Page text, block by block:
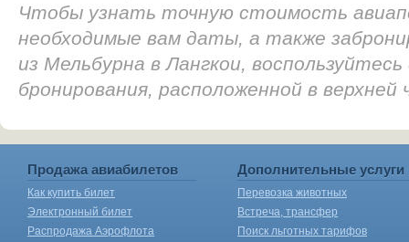
Чтобы узнать точную стоимость
необходимые вам даты, а также
из Мельбурна в Лангкои,
бронирования, расположенной в
Продажа авиабилетов
Как купить билет
Электронный билет
Распродажа Аэрофлота
Дополнительные услуги
Перевозка животных
Встреча, трансфер
Поиск льготных тарифов